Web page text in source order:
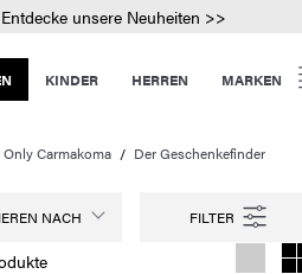
unsere Neuheiten >>
KINDER HERREN MARKEN
Only Carmakoma Der Geschenkefinder
NACH